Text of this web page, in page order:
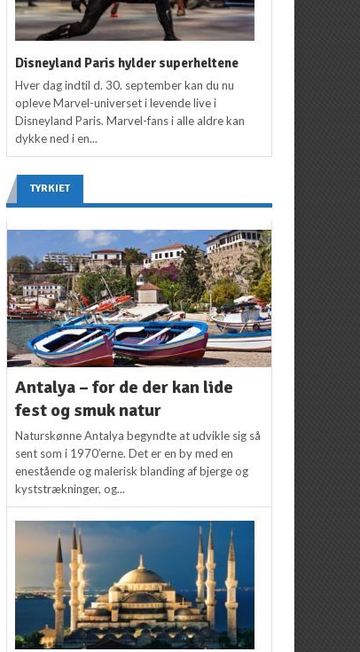
Disneyland Paris hylder superheltene
Hver dag indtil d. 30. september kan du nu
opleve Marvel-universet i levende live i
Disneyland Paris. Marvel-fans i alle aldre kan
dykke ned i en...
TYRKIET
Antalya – for de der kan lide
fest og smuk natur
Naturskønne Antalya begyndte at udvikle sig så
sent som i 1970’erne. Det er en by med en
enestående og malerisk blanding af bjerge og
kyststrækninger, og...